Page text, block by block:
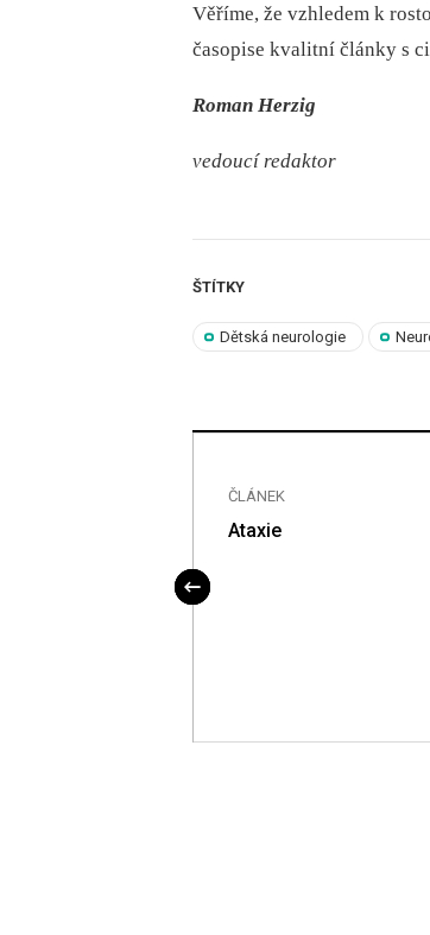
Věříme, že vzhledem k
časopise kvalitní články s
Roman Herzig
vedoucí redaktor
ŠTÍTKY
Dětská neurologie
ČLÁNEK
Ataxie